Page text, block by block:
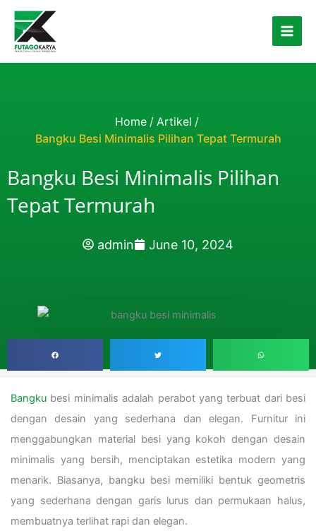
Skip to content
Home / Artikel /
Bangku Besi Minimalis Pilihan Tepat Termurah
Bangku Besi Minimalis Pilihan
Tepat Termurah
admin June 10, 2024
Bangku besi minimalis adalah perabot yang terbuat dari besi
dengan desain yang sederhana dan elegan. Furnitur ini
menggabungkan material besi yang kokoh dengan desain
minimalis yang bersih, menciptakan estetika modern yang
menarik. Biasanya, bangku besi memiliki bentuk geometris
yang sederhana dengan garis lurus dan permukaan halus,
membuatnya terlihat rapi dan elegan.